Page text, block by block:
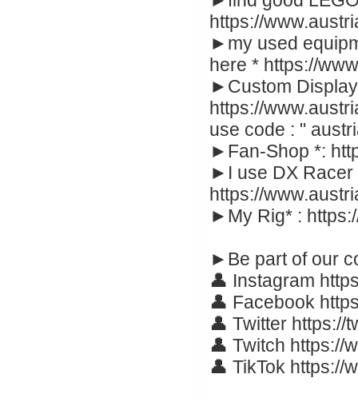
https://
►my used
here * https://
►Custom
https://
use code : "
►Fan-Shop *:
►I use DX Racer
https://
►My Rig* :
►Be part of our
👤 Instagram
👤 Facebook
👤 Twitter https://
👤 Twitch https://
👤 TikTok https://